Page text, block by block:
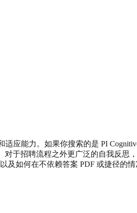
应能力。如果你搜索的是 PI
于招聘流程之外更广泛的自我反思，
如何在不依赖答案 PDF 或捷径的情